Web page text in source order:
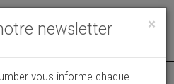
Toggle
2026 ( il y a 20 jours )
×
newsletter
vous informe chaque